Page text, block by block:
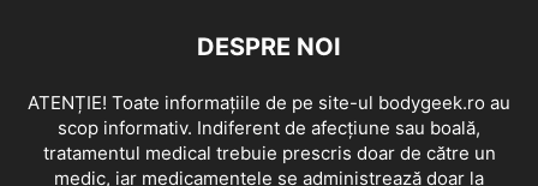
DESPRE NOI
ATENȚIE! Toate informațiile de pe site-ul bodygeek.ro au
scop informativ. Indiferent de afecțiune sau boală,
tratamentul medical trebuie prescris doar de către un
medic, iar medicamentele se administrează doar la